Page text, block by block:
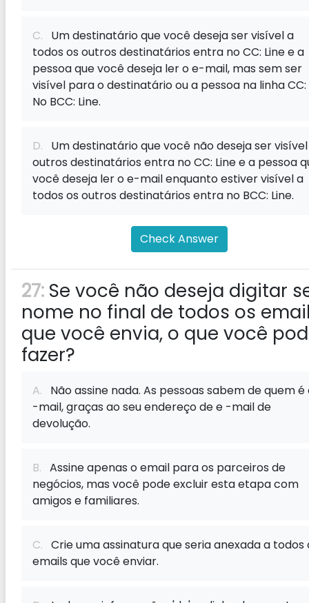
C. Um destinatário que você deseja ser visível a
todos os outros destinatários entra no CC: Line e a
pessoa que você deseja ler o e-mail, mas sem ser
visível para o destinatário ou a pessoa na linha CC:
No BCC: Line.
D. Um destinatário que você não deseja ser
outros destinatários entra no CC: Line e a pessoa
você deseja ler o e-mail enquanto estiver visível a
todos os outros destinatários entra no BCC: Line.
Check Answer
27: Se você não deseja digitar
nome no final de todos os
que você envia, o que você
fazer?
A. Não assine nada. As pessoas sabem de quem é
-mail, graças ao seu endereço de e -mail de
devolução.
B. Assine apenas o email para os parceiros de
negócios, mas você pode excluir esta etapa com
amigos e familiares.
C. Crie uma assinatura que seria anexada a todos
emails que você enviar.